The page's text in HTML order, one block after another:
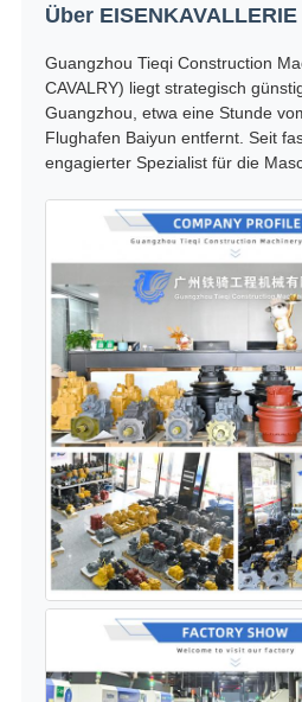
Über EISENKAVALLERIE
Guangzhou Tieqi Construction
CAVALRY) liegt strategisch
Guangzhou, etwa eine Stunde
Flughafen Baiyun entfernt. Seit
engagierter Spezialist für die